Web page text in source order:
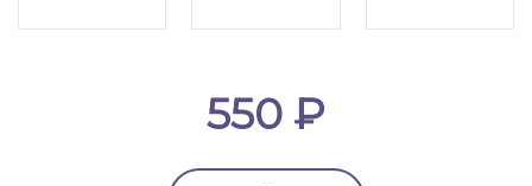
550 ₽